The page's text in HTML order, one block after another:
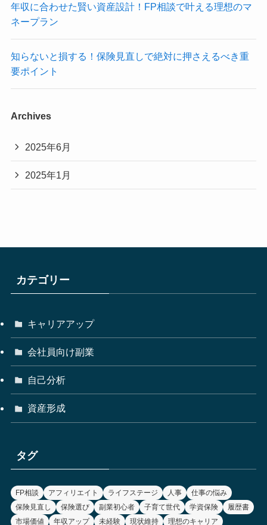
年収に合わせた賢い資産設計！FP相談で叶える理想のマ
ネープラン
知らないと損する！保険見直しで絶対に押さえるべき重
要ポイント
Archives
2025年6月
2025年1月
カテゴリー
キャリアアップ
会社員向け副業
自己分析
資産形成
タグ
FP相談 アフィリエイト ライフステージ 人事
仕事の悩み
保険見直し
保険選び 副業初心者 子育て世代 学資保険
履歴書
市場価値
年収アップ 未経験 現状維持 理想のキャリア